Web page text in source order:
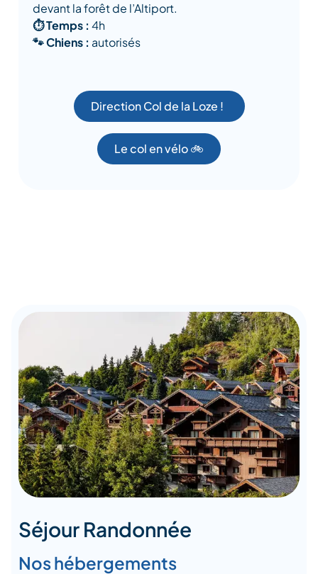
devant la forêt de l’Altiport.
⏱️ Temps : 4h
🐾 Chiens : autorisés
Direction Col de la Loze !
Le col en vélo 🚲
Séjour Randonnée
Nos hébergements